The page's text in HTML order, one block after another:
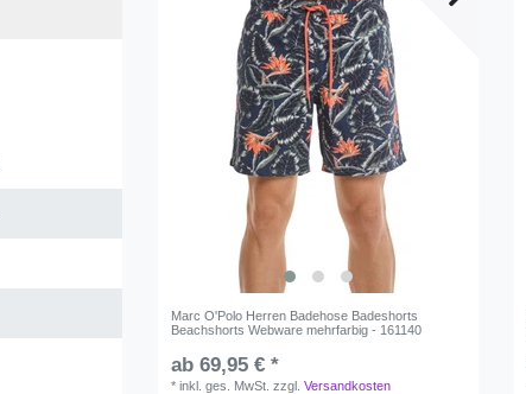
Marc O'Polo Herren Badehose Badeshorts
Beachshorts Webware mehrfarbig - 161140
ab 69,95 € *
*inkl. ges. MwSt. zzgl.Versandkosten